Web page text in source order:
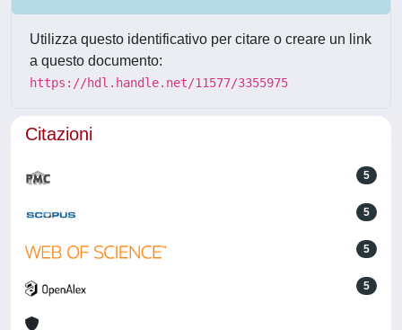
Utilizza questo identificativo per citare o creare un link
a questo documento:
https://hdl.handle.net/11577/3355975
Citazioni
5
5
5
5